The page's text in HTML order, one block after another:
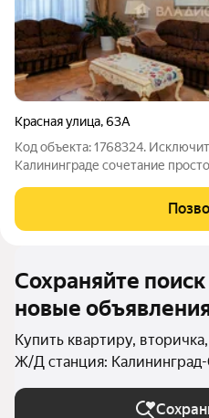
Красная улица,63А
Код объекта: 1768324.
Калининграде сочетание простора, уюта и статуса! Адрес:
трёхкомнатная квартира с
русской классики расположена
Сохраняйте
новые
Купить квартиру,
Ж/Д станция: